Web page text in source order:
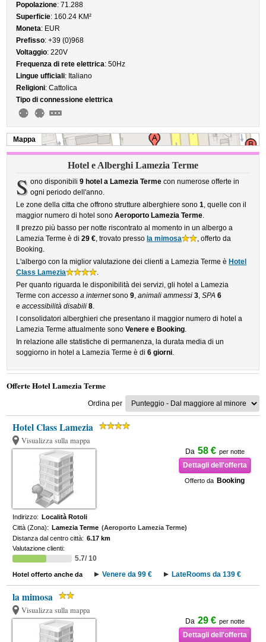
Popolazione: 71.288
Superficie: 160.24 KM²
Moneta: EUR
Prefisso: +39 (0)968
Voltaggio: 220V
Frequenza di rete elettrica: 50Hz
Lingue ufficiali: Italiano
Religioni: Cattolica
Tipo di connessione elettrica
Mappa
Hotel e Alberghi Lamezia Terme
S ono disponibili 9 hotel a Lamezia Termecon numerose offerte in
ogni periodo dell'anno.
Le zone della citta che offrono strutture alberghiere sono1, quelle con il
maggior numero di hotel sonoAeroporto Lamezia Terme.
Il prezzo più basso per notte riscontrato al momento in un albergo a
Lamezia Terme è di29 €, trovato presso la mimosa
, offerto da
Booking.
L'albergo con la miglior valutazione dei clienti a Lamezia Terme è Hotel
Class Lamezia
.
Per quanto riguarda le disponibilità dei servizi, gli hotel a Lamezia
Terme conaccesso a internetsono9,animali ammessi 3,SPA 6
eaccessibilità disabili 8.
I consolidatori alberghieri che presentano il maggior numero di hotel a
Lamezia Terme attualmente sonoVenere e Booking.
In relazione alle statistiche di permanenza, la durata media di un
soggiorno in hotel a Lamezia Terme è di6 giorni.
Offerte Hotel Lamezia Terme
Ordina per
Hotel Class Lamezia
Visualizza sulla mappa
Da 58 € per notte
Dettagli dell'offerta
Offerto da Booking
Indirizzo: Località Rotoli
Città (Zona): Lamezia Terme (Aeroporto Lamezia Terme)
Distanza dal centro città: 6.17 km
Valutazione clienti:
5.7/ 10
Hotel offerto anche da Venere da 99 € LateRooms da 139 €
la mimosa
Visualizza sulla mappa
Da 29 € per notte
Dettagli dell'offerta